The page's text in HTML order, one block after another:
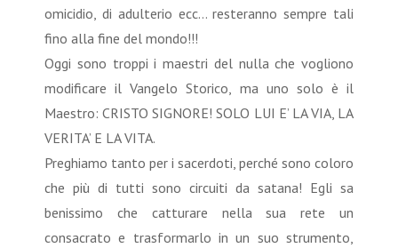
omicidio, di adulterio ecc… resteranno sempre tali
fino alla fine del mondo!!!
Oggi sono troppi i maestri del nulla che vogliono
modificare il Vangelo Storico, ma uno solo è il
Maestro: CRISTO SIGNORE! SOLO LUI E’ LA VIA, LA
VERITA’ E LA VITA.
Preghiamo tanto per i sacerdoti, perché sono coloro
che più di tutti sono circuiti da satana! Egli sa
benissimo che catturare nella sua rete un
consacrato e trasformarlo in un suo strumento,